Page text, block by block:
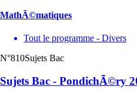
MathÃ©matiques
Tout le programme - Divers
N°810Sujets Bac
Sujets Bac - PondichÃ©ry